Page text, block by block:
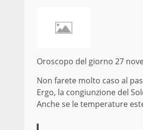
Oroscopo del giorno 27
Non farete molto caso al
Ergo, la congiunzione del
Anche se le temperature